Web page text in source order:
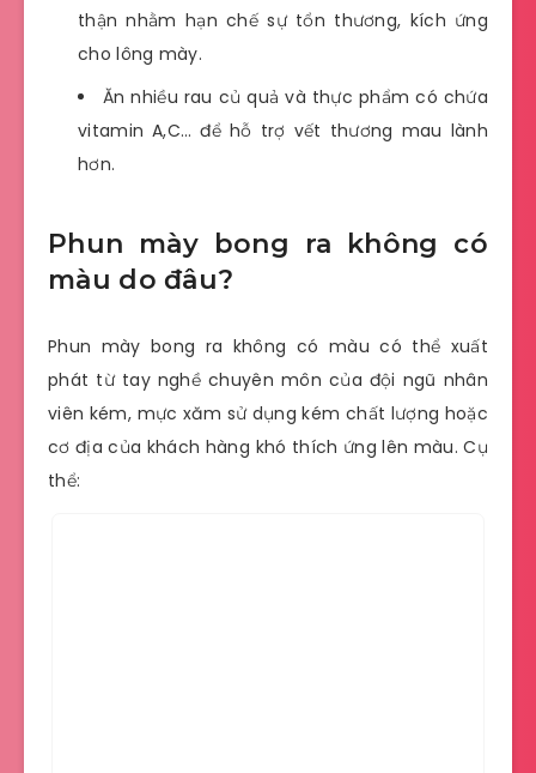
thận nhằm hạn chế sự tổn thương, kích ứng
cho lông mày.
Ăn nhiều rau củ quả và thực phẩm có chứa
vitamin A,C… để hỗ trợ vết thương mau lành
hơn.
Phun mày bong ra không có
màu do đâu?
Phun mày bong ra không có màu có thể xuất
phát từ tay nghề chuyên môn của đội ngũ nhân
viên kém, mực xăm sử dụng kém chất lượng hoặc
cơ địa của khách hàng khó thích ứng lên màu. Cụ
thể: